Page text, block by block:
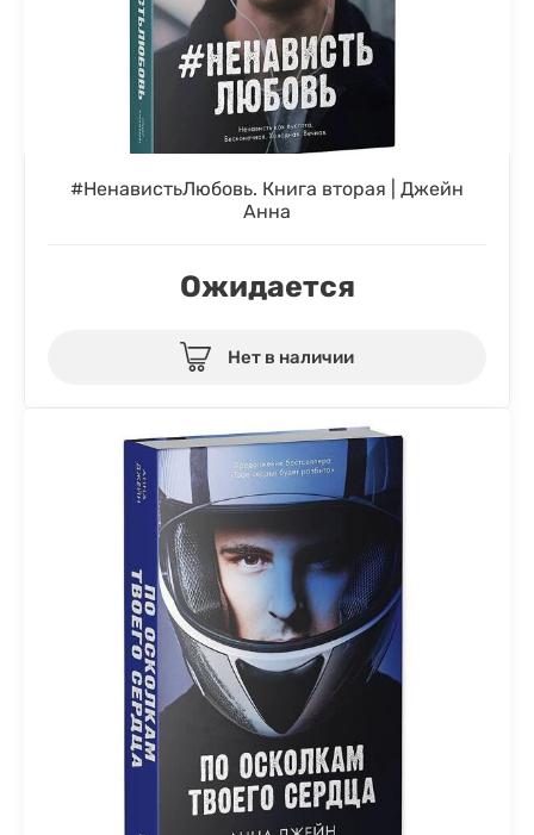
#НенавистьЛюбовь. Книга вторая | Джейн
Анна
Ожидается
Нет в наличии